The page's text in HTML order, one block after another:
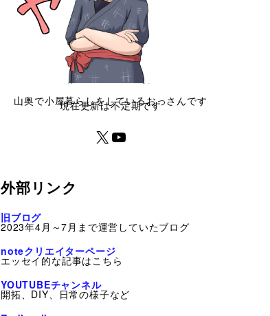
山奥で小屋暮らしをしているおっさんです
現在更新は不定期です
外部リンク
旧ブログ
2023年4月～7月まで運営していたブログ
noteクリエイターページ
エッセイ的な記事はこちら
YOUTUBEチャンネル
開拓、DIY、日常の様子など